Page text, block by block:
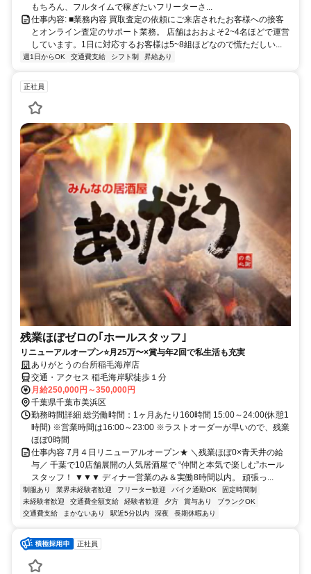
もちろん、フルタイムで稼ぎたいフリーターさ...
仕事内容: ■業務内容 買取査定の依頼にご来店されたお客様への接客
とオンライン査定のサポート業務。 店舗はおおよそ2~4名ほどで運営
しています。1日に対応するお客様は5~8組ほどなので慌ただしい...
週1日からOK 交通費支給 シフト制 昇給あり
正社員
残業ほぼゼロの｢ホールスタッフ｣
リニューアルオープン⭐月25万〜×賞与年2回で私生活も充実
ありがとうの台所稲毛海岸店
交通・アクセス 稲毛海岸駅徒歩１分
月給250,000円～350,000円
千葉県千葉市美浜区
勤務時間詳細 総労働時間：1ヶ月あたり160時間 15:00～24:00(休憩1
時間) ※営業時間は16:00～23:00 ※ラストオーダーが早いので、残業
ほぼ0時間
仕事内容 7月４日リニューアルオープン★ ＼残業ほぼ0×青天井の給
与／ 千葉で10店舗展開の人気居酒屋で “仲間と本気で楽しむ”ホール
スタッフ！ ▼▼▼ ディナー営業のみ＆実働8時間以内。 頑張っ...
制服あり 業界未経験者歓迎 フリーター歓迎 バイク通勤OK
固定時間制
未経験者歓迎
交通費全額支給 経験者歓迎 夕方 賞与あり
ブランクOK
交通費支給
まかないあり 駅近5分以内 深夜 長期休暇あり
正社員